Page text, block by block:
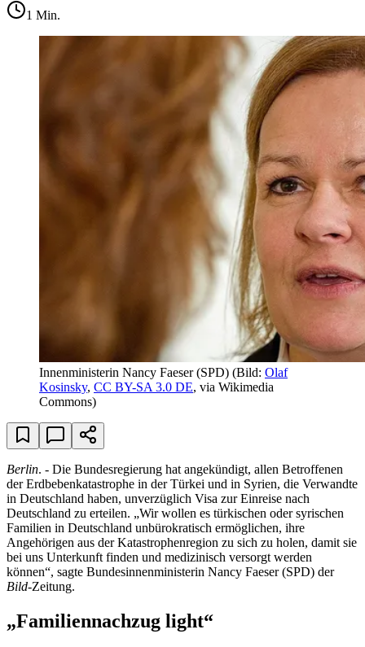
1 Min.
Innenministerin Nancy Faeser (SPD) (Bild: Olaf
Kosinsky, CC BY-SA 3.0 DE, via Wikimedia
Commons)
Berlin. - Die Bundesregierung hat angekündigt, allen Betroffenen
der Erdbebenkatastrophe in der Türkei und in Syrien, die Verwandte
in Deutschland haben, unverzüglich Visa zur Einreise nach
Deutschland zu erteilen. „Wir wollen es türkischen oder syrischen
Familien in Deutschland unbürokratisch ermöglichen, ihre
Angehörigen aus der Katastrophenregion zu sich zu holen, damit sie
bei uns Unterkunft finden und medizinisch versorgt werden
können“, sagte Bundesinnenministerin Nancy Faeser (SPD) der
Bild-Zeitung.
„Familiennachzug light“